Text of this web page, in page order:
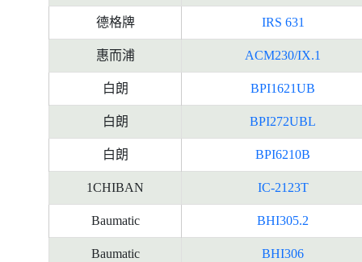
德格牌 IRS 631
惠而浦 ACM230/IX.1
白朗 BPI1621UB
白朗 BPI272UBL
白朗 BPI6210B
1CHIBAN IC-2123T
Baumatic BHI305.2
Baumatic BHI306